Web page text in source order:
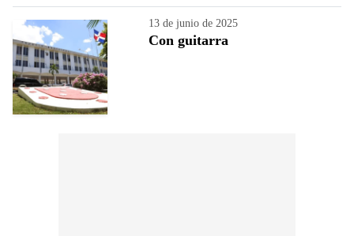
13 de junio de 2025
Con guitarra